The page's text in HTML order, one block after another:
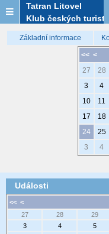
Tatran Litovel
Klub českých turistů
Základní informace
<< <
27
28
3
4
10
11
17
18
24
25
3
4
Události
<< <
27
28 29
3
4 5